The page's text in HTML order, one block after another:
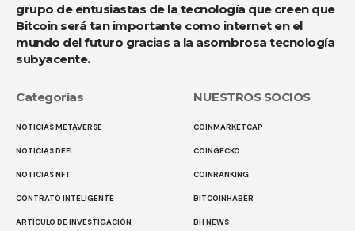
grupo de entusiastas de la tecnología que creen que
Bitcoin será tan importante como internet en el
mundo del futuro gracias a la asombrosa tecnología
subyacente.
Categorías
NOTICIAS METAVERSE
NOTICIAS DEFI
NOTICIAS NFT
CONTRATO INTELIGENTE
ARTÍCULO DE INVESTIGACIÓN
NUESTROS SOCIOS
COINMARKETCAP
COINGECKO
COINRANKING
BITCOINHABER
BH NEWS